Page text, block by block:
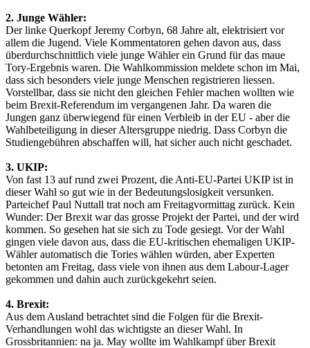
2. Junge Wähler:
Der linke Querkopf Jeremy Corbyn, 68 Jahre alt, elektrisiert vor
allem die Jugend. Viele Kommentatoren gehen davon aus, dass
überdurchschnittlich viele junge Wähler ein Grund für das maue
Tory-Ergebnis waren. Die Wahlkommission meldete schon im Mai,
dass sich besonders viele junge Menschen registrieren liessen.
Vorstellbar, dass sie nicht den gleichen Fehler machen wollten wie
beim Brexit-Referendum im vergangenen Jahr. Da waren die
Jungen ganz überwiegend für einen Verbleib in der EU - aber die
Wahlbeteiligung in dieser Altersgruppe niedrig. Dass Corbyn die
Studiengebühren abschaffen will, hat sicher auch nicht geschadet.
3. UKIP:
Von fast 13 auf rund zwei Prozent, die Anti-EU-Partei UKIP ist in
dieser Wahl so gut wie in der Bedeutungslosigkeit versunken.
Parteichef Paul Nuttall trat noch am Freitagvormittag zurück. Kein
Wunder: Der Brexit war das grosse Projekt der Partei, und der wird
kommen. So gesehen hat sie sich zu Tode gesiegt. Vor der Wahl
gingen viele davon aus, dass die EU-kritischen ehemaligen UKIP-
Wähler automatisch die Tories wählen würden, aber Experten
betonten am Freitag, dass viele von ihnen aus dem Labour-Lager
gekommen und dahin auch zurückgekehrt seien.
4. Brexit:
Aus dem Ausland betrachtet sind die Folgen für die Brexit-
Verhandlungen wohl das wichtigste an dieser Wahl. In
Grossbritannien: na ja. May wollte im Wahlkampf über Brexit